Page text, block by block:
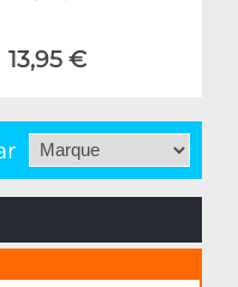
13,95 €